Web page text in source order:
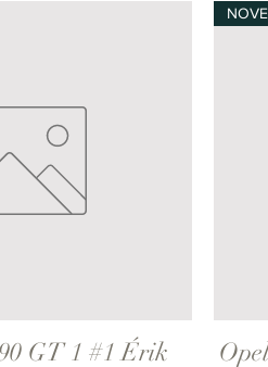
rápida
GT 1 #1 Érik